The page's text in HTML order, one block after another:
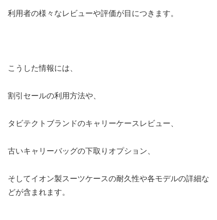
利用者の様々なレビューや評価が目につきます。
こうした情報には、
割引セールの利用方法や、
タビテクトブランドのキャリーケースレビュー、
古いキャリーバッグの下取りオプション、
そしてイオン製スーツケースの耐久性や各モデルの詳細な
どが含まれます。